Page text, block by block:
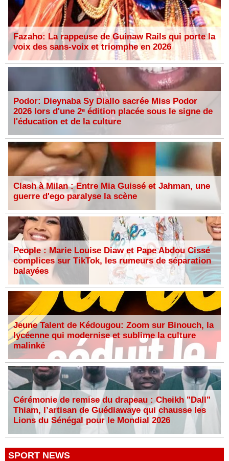
Fazaho: La rappeuse de Guinaw Rails qui porte la
voix des sans-voix et triomphe en 2026
Podor: Dieynaba Sy Diallo sacrée Miss Podor
2026 lors d'une 2ᵉ édition placée sous le signe de
l'éducation et de la culture
Clash à Milan : Entre Mia Guissé et Jahman, une
guerre d'ego paralyse la scène
People : Marie Louise Diaw et Pape Abdou Cissé
complices sur TikTok, les rumeurs de séparation
balayées
Jeune Talent de Kédougou: Zoom sur Binouch, la
lycéenne qui modernise et sublime la culture
malinké
Cérémonie de remise du drapeau : Cheikh "Dall"
Thiam, l’artisan de Guédiawaye qui chausse les
Lions du Sénégal pour le Mondial 2026
SPORT NEWS